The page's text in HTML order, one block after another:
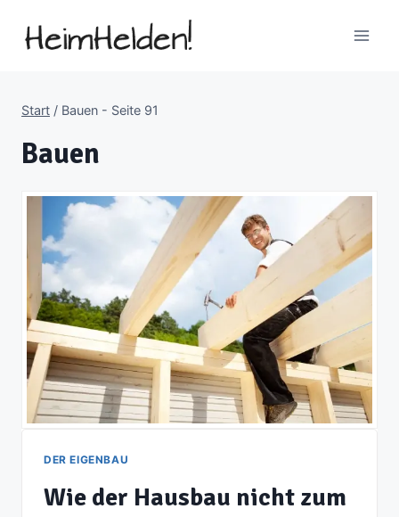
Inhalt
Start / Bauen - Seite 91
Bauen
DER EIGENBAU
Wie der Hausbau nicht zum